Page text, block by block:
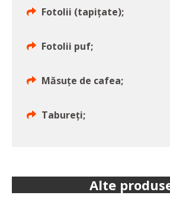
Fotolii (tapițate);
Fotolii puf;
Măsuțe de cafea;
Tabureți;
Alte